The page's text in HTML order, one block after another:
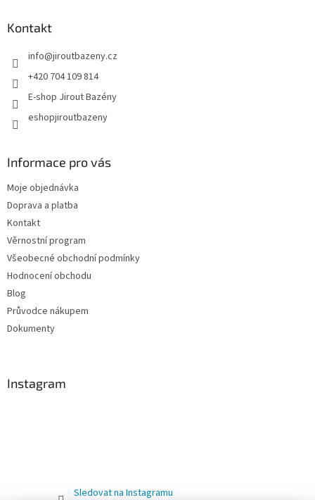
Kontakt
info@jiroutbazeny.cz
+420 704 109 814
E-shop Jirout Bazény
eshopjiroutbazeny
Informace pro vás
Moje objednávka
Doprava a platba
Kontakt
Věrnostní program
Všeobecné obchodní podmínky
Hodnocení obchodu
Blog
Průvodce nákupem
Dokumenty
Instagram
Sledovat na Instagramu